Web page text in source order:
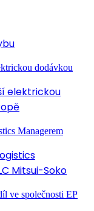
elektrickou
Mitsui-Soko